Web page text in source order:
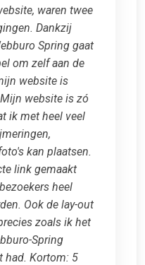
waren twee
Dankzij
Spring gaat
om zelf aan de
website is
website is zó
ik met heel veel
kan plaatsen.
link gemaakt
heel
Ook de lay-out
zoals ik het
Spring
had. Kortom: 5